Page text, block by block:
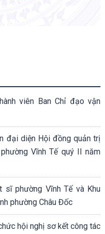
viên Ban Chỉ đạo vận
đại diện Hội đồng quản trị
Vĩnh Tế quý II năm
sĩ phường Vĩnh Tế và Khu
phường Châu Đốc
hội nghị sơ kết công tác